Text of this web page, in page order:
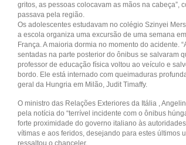
gritos, as pessoas colocavam as mãos na cabeça”,
passava pela região.
Os adolescentes estudavam no colégio Szinyei
a escola organiza uma excursão de uma semana
França. A maioria dormia no momento do acidente.
sentadas na parte posterior do ônibus se salvaram
professor de educação física voltou ao veículo e
bordo. Ele está internado com queimaduras
geral da Hungria em Milão, Judit Timaffy.
O ministro das Relações Exteriores da Itália ,
pela notícia do “terrível incidente com o ônibus
forte proximidade do governo italiano às
vítimas e aos feridos, desejando para estes últimos
ressaltou o chanceler.